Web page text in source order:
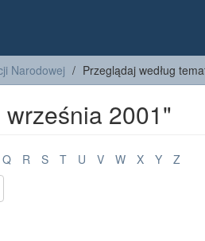
Narodowej Przeglądaj według
2001"
Q R S T U V W X Y
Z